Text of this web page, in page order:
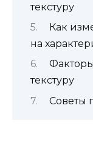
текстуру
Как
на
текстуру
Советы